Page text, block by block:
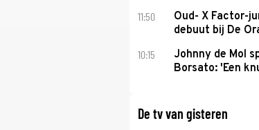
11:50
Oud- X Factor-
debuut bij De
10:15
Johnny de Mol
Borsato: 'Een
De tv van gisteren